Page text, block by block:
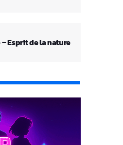
Esprit de la nature